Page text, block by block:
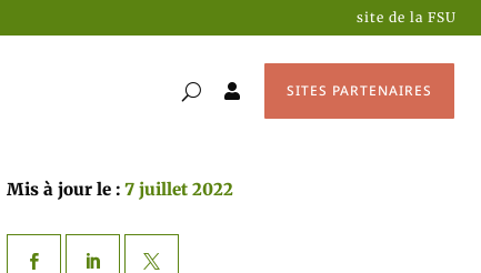
site de la FSU
 SITES PARTENAIRES
Mis à jour le : 7 juillet 2022